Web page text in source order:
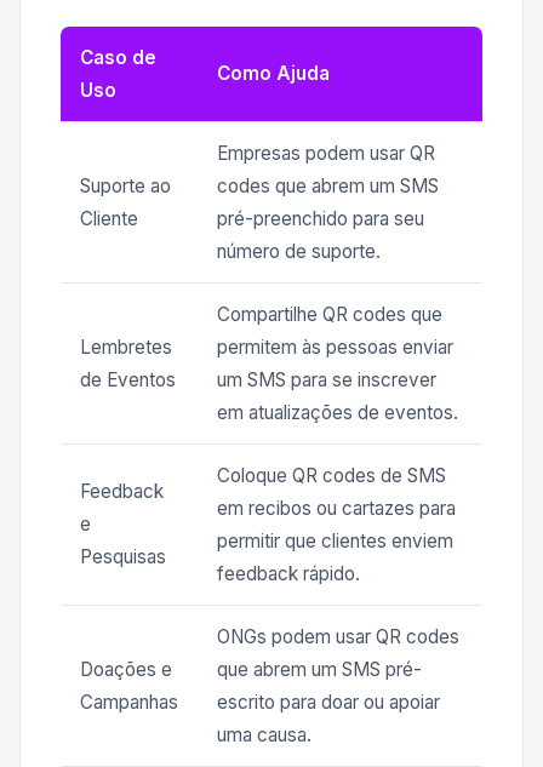
Caso de
Uso
Como Ajuda
Suporte ao
Cliente
Empresas podem usar QR
codes que abrem um SMS
pré-preenchido para seu
número de suporte.
Lembretes
de Eventos
Compartilhe QR codes que
permitem às pessoas enviar
um SMS para se inscrever
em atualizações de eventos.
Feedback
e
Pesquisas
Coloque QR codes de SMS
em recibos ou cartazes para
permitir que clientes enviem
feedback rápido.
Doações e
Campanhas
ONGs podem usar QR codes
que abrem um SMS pré-
escrito para doar ou apoiar
uma causa.